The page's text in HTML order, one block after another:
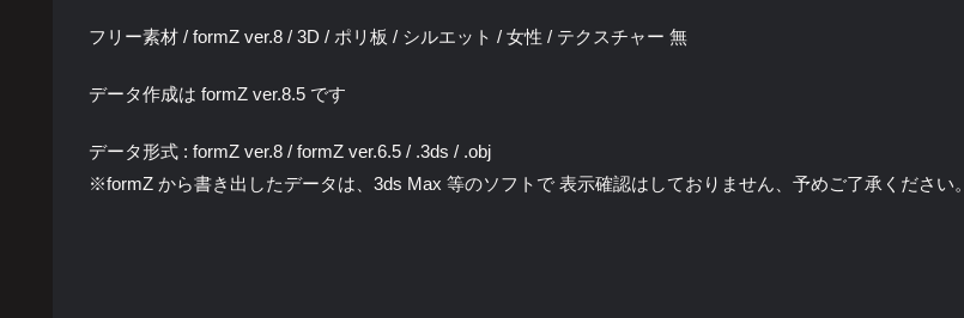
フリー素材 / formZ ver.8 / 3D / ポリ板 / シルエット / 女性 / テクスチャー 無
データ作成は formZ ver.8.5 です
データ形式 : formZ ver.8 / formZ ver.6.5 / .3ds / .obj
※formZ から書き出したデータは、3ds Max 等のソフトで 表示確認はしておりません、予めご了承ください。